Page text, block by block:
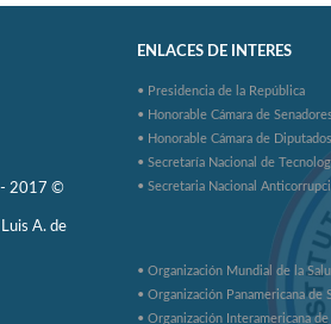
- 2017 ©
A. de
ENLACES DE INTERES
• Presidencia de la República
• Honorable Cámara de
• Honorable Cámara de Diputados
• Secretaría Nacional de
• Secretaria Nacional
• Organización Mundial de la
• Organización Panamericana de
• Organización Interamericana de